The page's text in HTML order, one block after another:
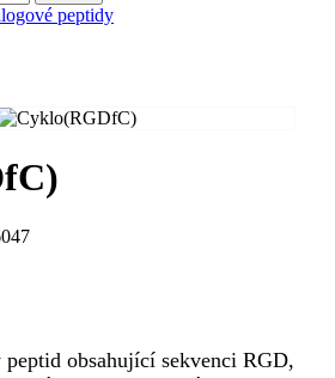
peptidy
obsahující sekvenci RGD,